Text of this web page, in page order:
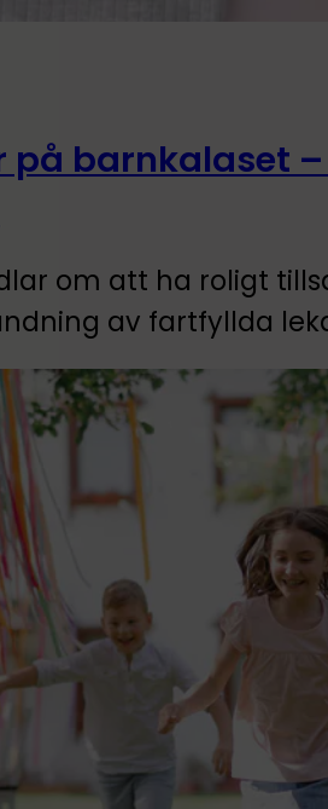
på barnkalaset
om att ha roligt
av fartfyllda